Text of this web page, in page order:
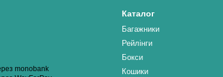
Каталог
Багажники
Рейлінги
Бокси
Кошики